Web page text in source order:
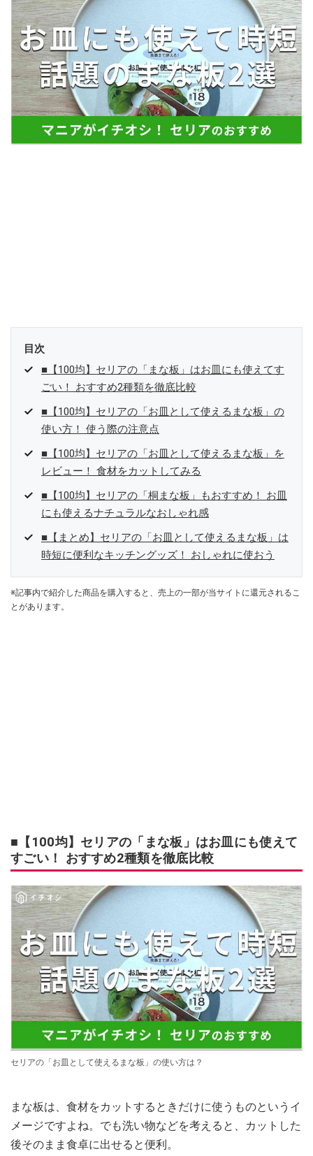
からの給料が０円になり、家にいながら、しかも空いた時間でできる
オークションに目をつける。しかし、取引の仕方がわからずに、まず
は落札者として参加。その後、出品者側にまわり、家の中の物を出品
しまくる。出品する物がほぼなくなってからは、仕入れを経験。ネッ
トオークションを生活の一部に取り入れるべく、「ネットオークショ
ンやフリマアプリは生活のインフラになる」という考えを持つ。また
消費税増税の社会においては、ネットオークションやフリマアプリが
家計の救世主になりえると考え、業者とは違う視点でユーザーとして
目次
■【100均】セリアの「まな板」はお皿にも使えてす
ごい！ おすすめ2種類を徹底比較
■【100均】セリアの「お皿として使えるまな板」の
使い方！ 使う際の注意点
■【100均】セリアの「お皿として使えるまな板」を
レビュー！ 食材をカットしてみる
■【100均】セリアの「桐まな板」もおすすめ！ お皿
にも使えるナチュラルなおしゃれ感
■【まとめ】セリアの「お皿として使えるまな板」は
時短に便利なキッチングッズ！ おしゃれに使おう
※記事内で紹介した商品を購入すると、売上の一部が当サイトに還元されるこ
とがあります。
■【100均】セリアの「まな板」はお皿にも使えて
すごい！ おすすめ2種類を徹底比較
セリアの「お皿として使えるまな板」の使い方は？
まな板は、食材をカットするときだけに使うものというイ
メージですよね。でも洗い物などを考えると、カットした
後そのまま食卓に出せると便利。